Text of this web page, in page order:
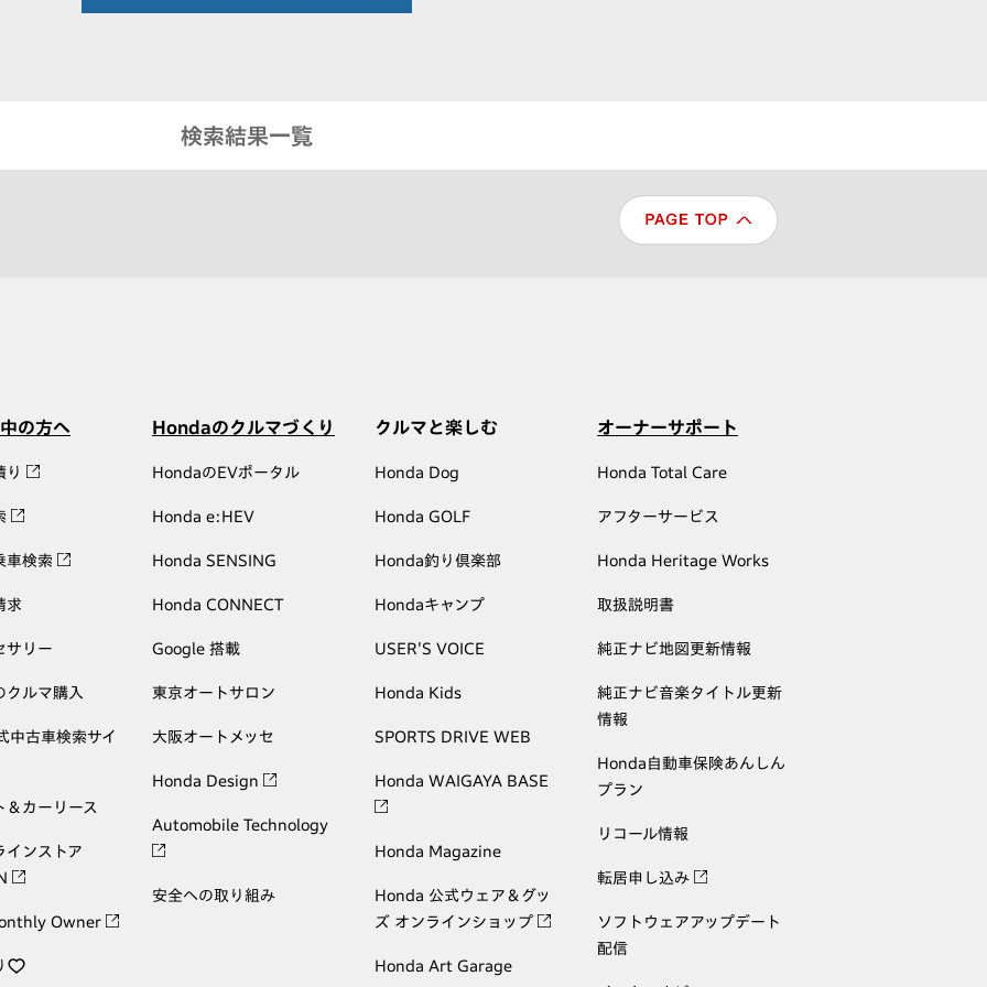
検索結果一覧
の方へ
り
車検索
求
サリー
クルマ購入
中古車検索サイ
＆カーリース
インストア
Owner
Hondaのクルマづくり
HondaのEVポータル
Honda e:HEV
Honda SENSING
Honda CONNECT
Google 搭載
東京オートサロン
大阪オートメッセ
Honda Design
Automobile Technology
安全への取り組み
クルマと楽しむ
Honda Dog
Honda GOLF
Honda釣り倶楽部
Hondaキャンプ
USER'S VOICE
Honda Kids
SPORTS DRIVE WEB
Honda WAIGAYA BASE
Honda Magazine
Honda 公式ウェア＆グッ
ズ オンラインショップ
Honda Art Garage
オーナーサポート
Honda Total Care
アフターサービス
Honda Heritage Works
取扱説明書
純正ナビ地図更新情報
純正ナビ音楽タイトル更新
情報
Honda自動車保険あんしん
プラン
リコール情報
転居申し込み
ソフトウェアアップデート
配信